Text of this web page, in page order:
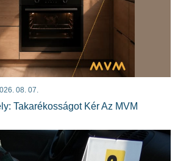
08. 07.
Takarékosságot Kér Az MVM